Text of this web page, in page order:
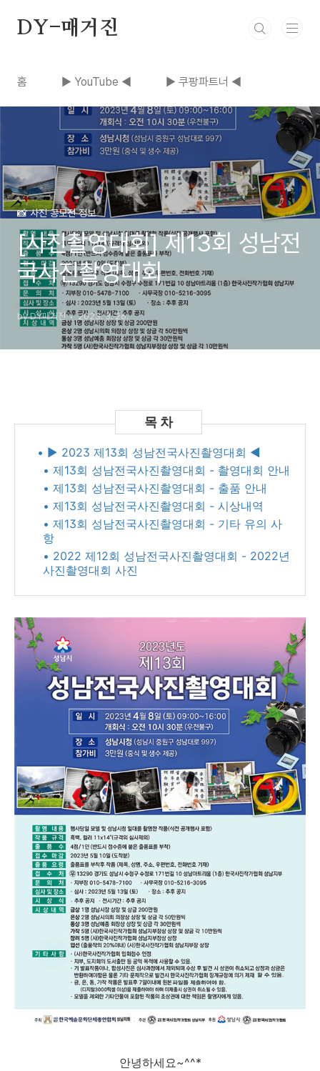
DY-매거진
홈 ▶ YouTube ◀ ▶ 쿠팡파트너 ◀
📸 사진 공모전 정보
[사진촬영대회] 제13회 성남전
국사진촬영대회
by DY매거진 2023. 3. 26.
• ▶ 2023 제13회 성남전국사진촬영대회 ◀
• 제13회 성남전국사진촬영대회 - 촬영대회 안내
• 제13회 성남전국사진촬영대회 - 출품 안내
• 제13회 성남전국사진촬영대회 - 시상내역
• 제13회 성남전국사진촬영대회 - 기타 유의 사
항
• 2022 제12회 성남전국사진촬영대회 - 2022년
사진촬영대회 사진
안녕하세요~^^*